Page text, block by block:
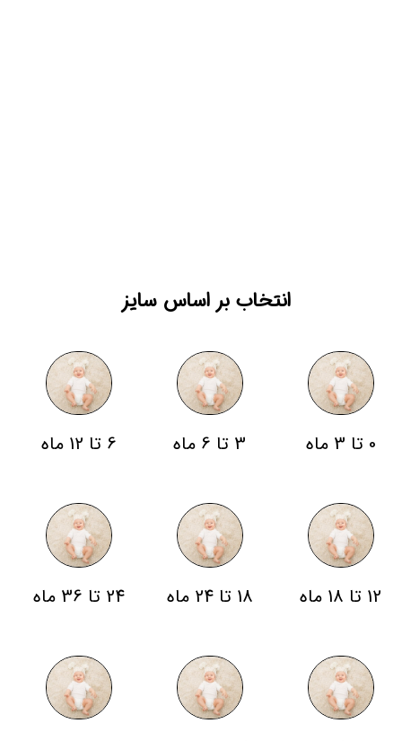
0 تا 3 ماه 3 تا 6 ماه 6 تا 12 ماه
12 تا 18 ماه 18 تا 24 ماه 24 تا 36 ماه
انتخاب بر اساس سایز